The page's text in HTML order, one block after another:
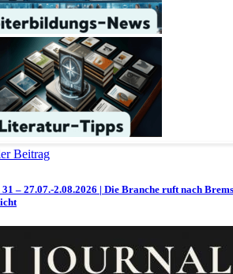
Beitrag
– 27.07.-2.08.2026 | Die Branche ruft nach